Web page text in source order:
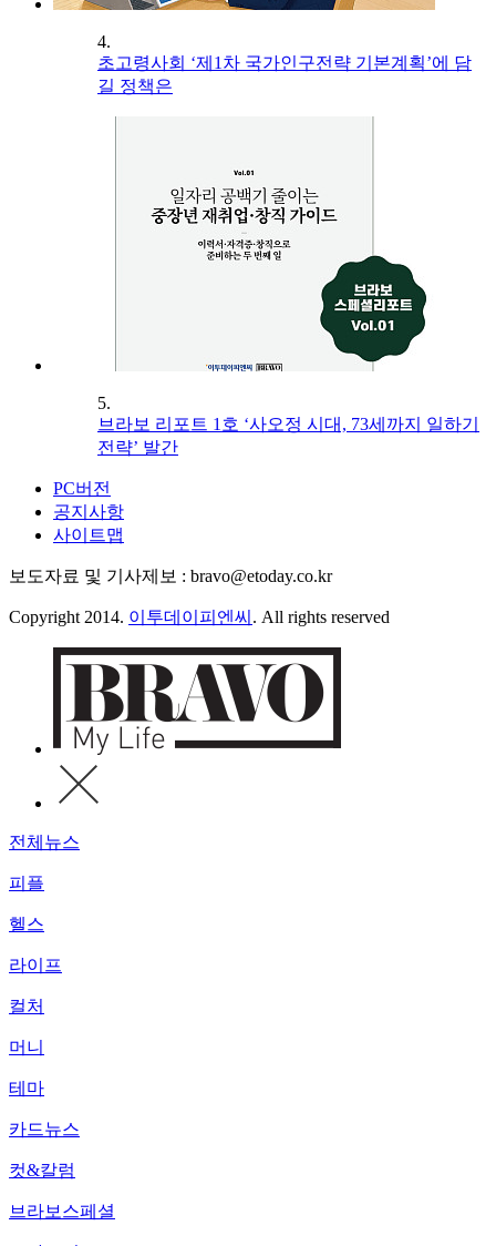
4.
초고령사회 ‘제1차 국가인구전략 기본계획’에 담
길 정책은
5.
브라보 리포트 1호 ‘사오정 시대, 73세까지 일하기
전략’ 발간
PC버전
공지사항
사이트맵
보도자료 및 기사제보 : bravo@etoday.co.kr
Copyright 2014. 이투데이피엔씨 . All rights reserved
전체뉴스
피플
헬스
라이프
컬처
머니
테마
카드뉴스
컷&칼럼
브라보스페셜